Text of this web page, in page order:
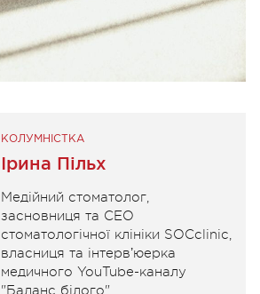
КОЛУМНІСТКА
Ірина Пільх
Медійний стоматолог,
засновниця та СЕО
стоматологічної клініки SOCclinic,
власниця та інтервʼюерка
медичного YouTube-каналу
"Баланс білого"